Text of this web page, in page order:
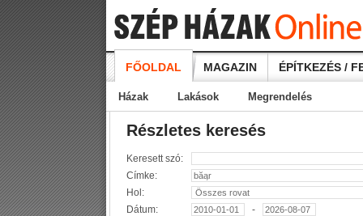
FŐOLDAL MAGAZIN ÉPÍTKEZÉS /
Házak Lakások Megrendelés
Részletes keresés
Keresett szó:
Címke:
Hol:
Dátum:
-